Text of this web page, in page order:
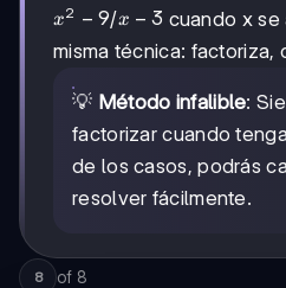
x²
-
9
x2 − 9/x
-
3
x − 3 cuando x se
misma técnica: factoriza,
💡 Método infalible:
factorizar cuando
de los casos, podrás
resolver fácilmente.
8 of 8